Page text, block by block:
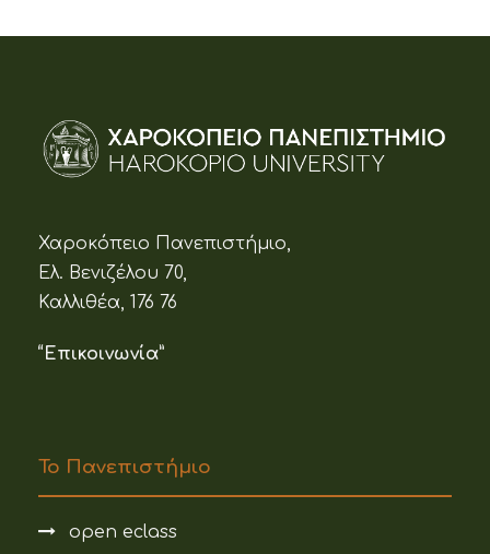
Χαροκόπειο Πανεπιστήμιο,
Ελ. Βενιζέλου 70,
Καλλιθέα, 176 76
“Επικοινωνία”
Το Πανεπιστήμιο
open eclass